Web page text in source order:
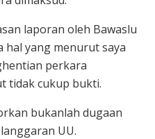
laporan oleh Bawaslu
hal yang menurut saya
perkara
tidak cukup bukti.
bukanlah dugaan
UU.